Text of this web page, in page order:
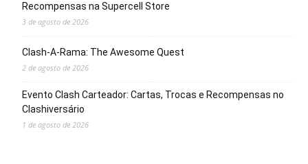
Recompensas na Supercell Store
3 de agosto de 2026
Clash-A-Rama: The Awesome Quest
2 de agosto de 2026
Evento Clash Carteador: Cartas, Trocas e Recompensas no
Clashiversário
1 de agosto de 2026